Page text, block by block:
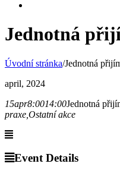
Jednotná
Úvodní stránka/Jednotná
april, 2024
15apr8:0014:00Jednotná
praxe, Ostatní akce
Event Details